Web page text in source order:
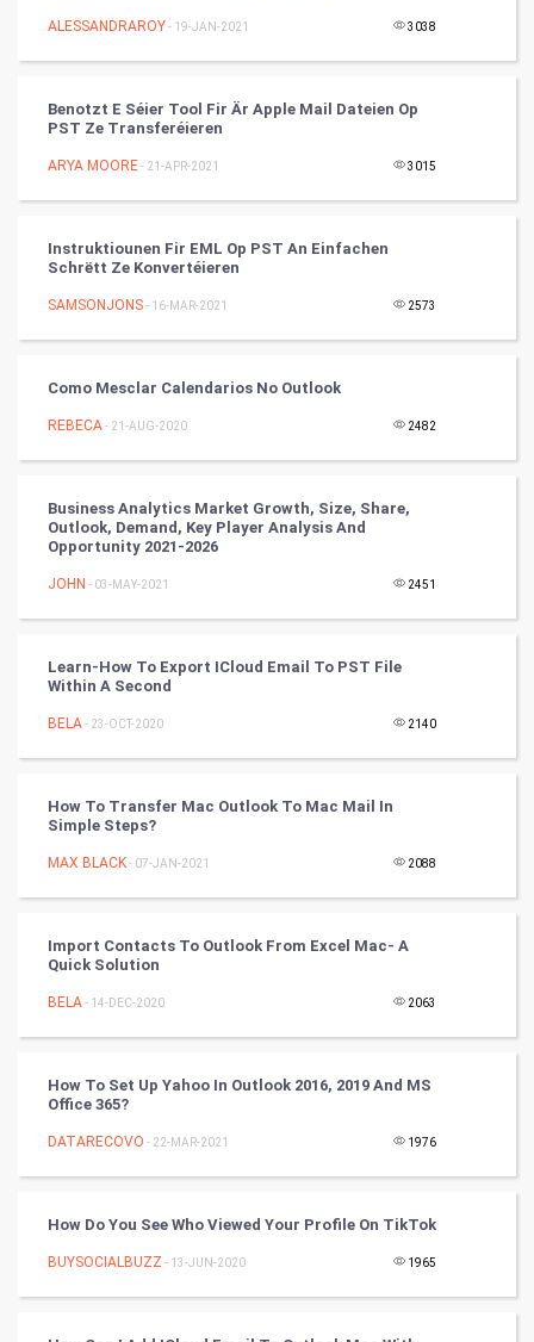
PPC
Mobile Marketing
Artificial Intelligence
CyberSecurtiy
DataScience
Winter Olympics
Cycling
Golf
RugBy union
Books
Art & Design
TV & radio
Stage
ALESSANDRAROY- 19-JAN-2021 3038
Benotzt E Séier Tool Fir Är Apple Mail Dateien Op
PST Ze Transferéieren
ARYA MOORE- 21-APR-2021 3015
Instruktiounen Fir EML Op PST An Einfachen
Schrëtt Ze Konvertéieren
SAMSONJONS- 16-MAR-2021 2573
Como Mesclar Calendarios No Outlook
REBECA- 21-AUG-2020 2482
Business Analytics Market Growth, Size, Share,
Outlook, Demand, Key Player Analysis And
Opportunity 2021-2026
JOHN - 03-MAY-2021 2451
Learn-How To Export ICloud Email To PST File
Within A Second
BELA- 23-OCT-2020 2140
How To Transfer Mac Outlook To Mac Mail In
Simple Steps?
MAX BLACK- 07-JAN-2021 2088
Import Contacts To Outlook From Excel Mac- A
Quick Solution
BELA- 14-DEC-2020 2063
How To Set Up Yahoo In Outlook 2016, 2019 And MS
Office 365?
DATARECOVO - 22-MAR-2021 1976
How Do You See Who Viewed Your Profile On TikTok
BUYSOCIALBUZZ - 13-JUN-2020 1965